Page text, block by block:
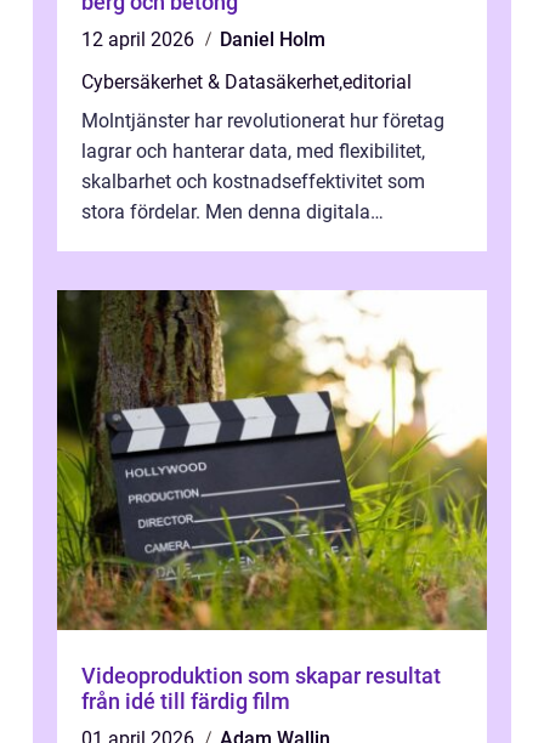
12 april 2026
Daniel Holm
Cybersäkerhet & Datasäkerhet,editorial
Molntjänster har revolutionerat hur företag
lagrar och hanterar data, med flexibilitet,
skalbarhet och kostnadseffektivitet som
stora fördelar. Men denna digitala
Videoproduktion som skapar resultat
från idé till färdig film